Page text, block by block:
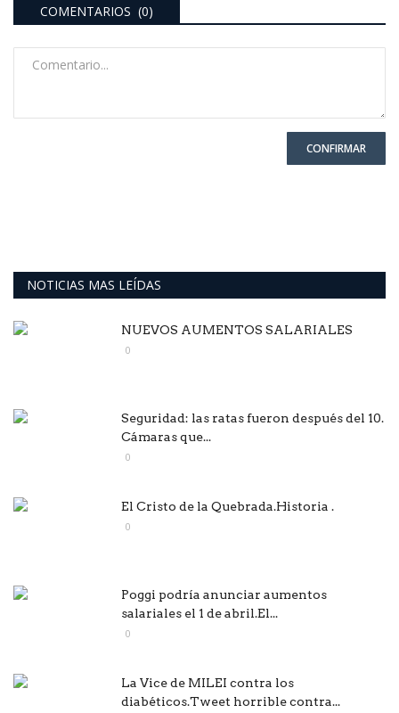
COMENTARIOS (0)
CONFIRMAR
NOTICIAS MAS LEÍDAS
NUEVOS AUMENTOS SALARIALES
0
Seguridad: las ratas fueron después del 10.
Cámaras que...
0
El Cristo de la Quebrada.Historia .
0
Poggi podría anunciar aumentos
salariales el 1 de abril.El...
0
La Vice de MILEI contra los
diabéticos.Tweet horrible contra...